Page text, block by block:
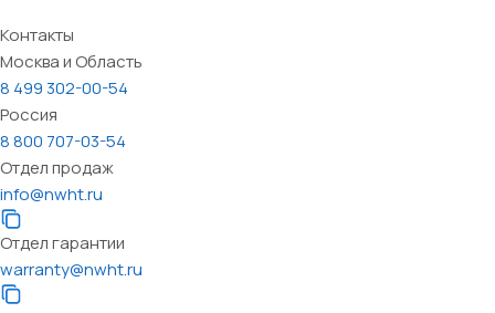
Контакты
Москва и Область
8 499 302-00-54
Россия
8 800 707-03-54
Отдел продаж
info@nwht.ru
Отдел гарантии
warranty@nwht.ru